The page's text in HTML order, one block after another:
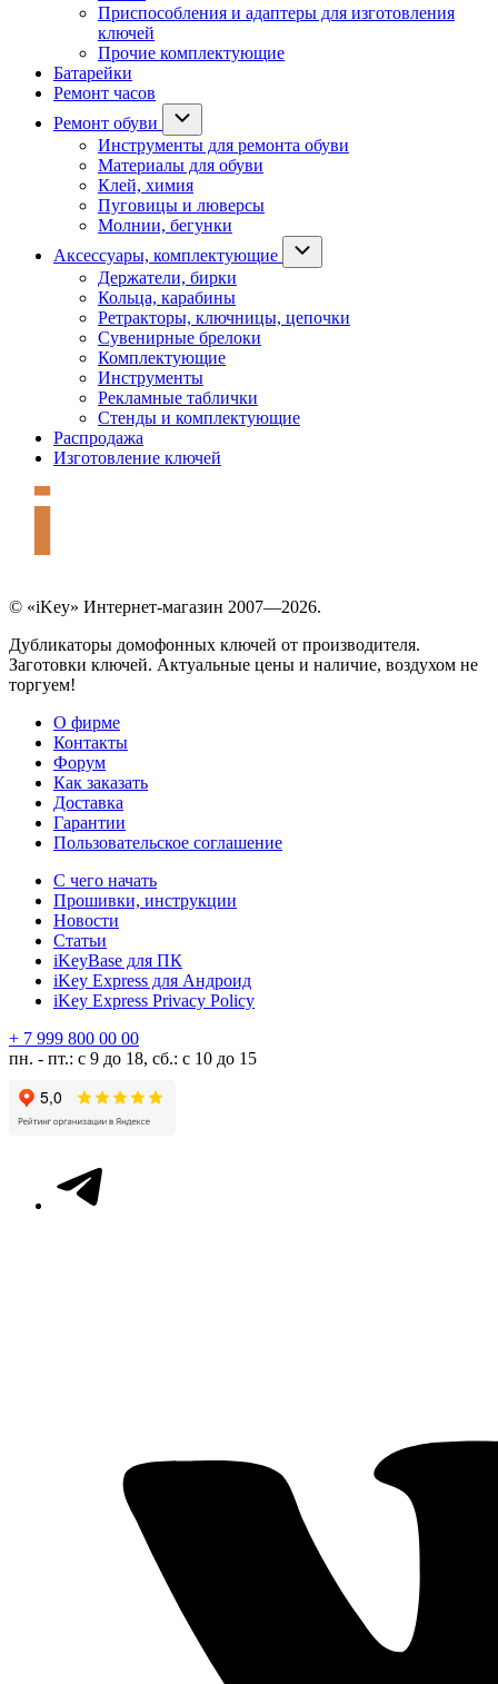
Приспособления и адаптеры для изготовления
ключей
Прочие комплектующие
Батарейки
Ремонт часов
Ремонт обуви
Инструменты для ремонта обуви
Материалы для обуви
Клей, химия
Пуговицы и люверсы
Молнии, бегунки
Аксессуары, комплектующие
Держатели, бирки
Кольца, карабины
Ретракторы, ключницы, цепочки
Сувенирные брелоки
Комплектующие
Инструменты
Рекламные таблички
Стенды и комплектующие
Распродажа
Изготовление ключей
© «iKey» Интернет-магазин 2007—2026.
Дубликаторы домофонных ключей от производителя.
Заготовки ключей. Актуальные цены и наличие, воздухом не
торгуем!
О фирме
Контакты
Форум
Как заказать
Доставка
Гарантии
Пользовательское соглашение
С чего начать
Прошивки, инструкции
Новости
Статьи
iKeyBase для ПК
iKey Express для Андроид
iKey Express Privacy Policy
+ 7 999 800 00 00
пн. - пт.: с 9 до 18, сб.: с 10 до 15